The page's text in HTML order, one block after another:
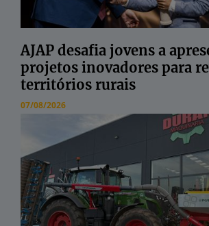
AJAP desafia jovens a
projetos inovadores para
territórios rurais
07/08/2026